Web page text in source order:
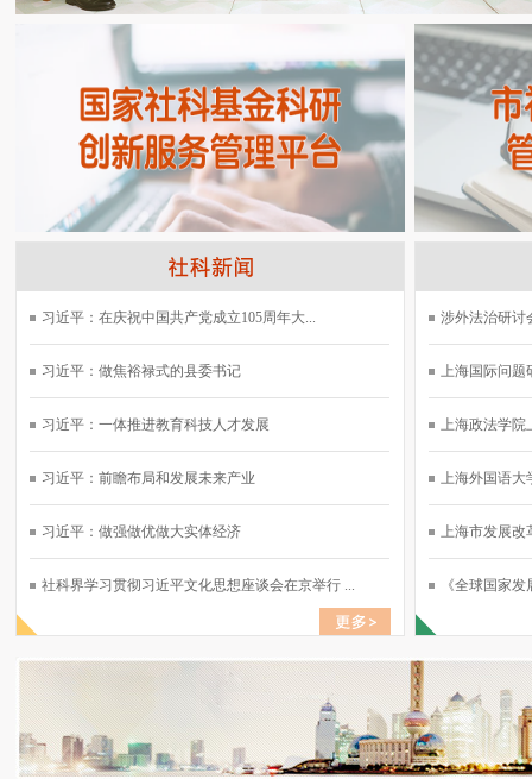
习近平：在庆祝中国共产党成立105周年大...
习近平：做焦裕禄式的县委书记
习近平：一体推进教育科技人才发展
习近平：前瞻布局和发展未来产业
习近平：做强做优做大实体经济
社科界学习贯彻习近平文化思想座谈会在京举行 ...
涉外法治研讨
上海国际问题
上海政法学院
上海外国语大
上海市发展改
《全球国家